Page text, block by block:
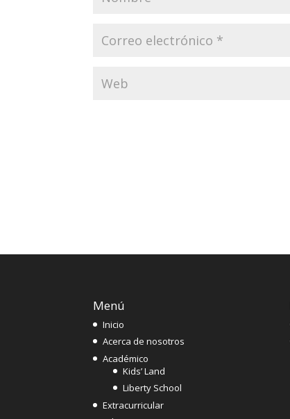
Menú
Inicio
Acerca de nosotros
Académico
Kids’ Land
Liberty School
Extracurricular